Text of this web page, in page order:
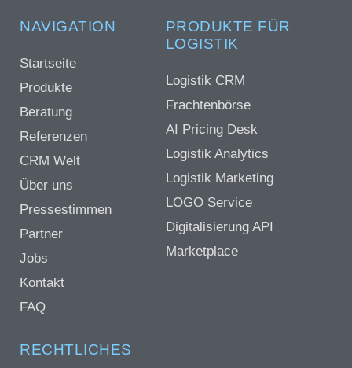
NAVIGATION
Startseite
Produkte
Beratung
Referenzen
CRM Welt
Über uns
Pressestimmen
Partner
Jobs
Kontakt
FAQ
PRODUKTE FÜR
LOGISTIK
Logistik CRM
Frachtenbörse
AI Pricing Desk
Logistik Analytics
Logistik Marketing
LOGO Service
Digitalisierung API
Marketplace
RECHTLICHES